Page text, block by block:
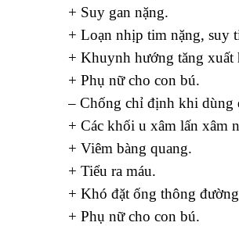
+ Suy gan nặng.
+ Loạn nhịp tim nặng, suy
+ Khuynh hướng tăng xuất
+ Phụ nữ cho con bú.
– Chống chỉ định khi dùng
+ Các khối u xâm lấn xâm
+ Viêm bàng quang.
+ Tiểu ra máu.
+ Khó đặt ống thông
+ Phụ nữ cho con bú.